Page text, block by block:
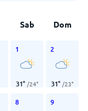
Sab Dom
1
31° /24°
2
31° /23°
8 9